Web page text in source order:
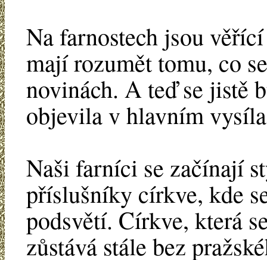
Na farnostech jsou
mají rozumět tomu, co
novinách. A teď se jistě
objevila v hlavním
Naši farníci se začínají
příslušníky církve, kde
podsvětí. Církve, která
zůstává stále bez